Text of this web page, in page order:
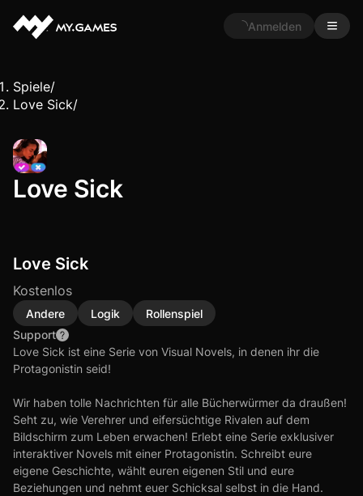
Anmelden
Spiele/
Love Sick/
Love Sick
Love Sick
Kostenlos
Andere Logik
Rollenspiel
Support
Love Sick ist eine Serie von Visual Novels, in denen ihr die
Protagonistin seid!
Wir haben tolle Nachrichten für alle Bücherwürmer da draußen!
Seht zu, wie Verehrer und eifersüchtige Rivalen auf dem
Bildschirm zum Leben erwachen! Erlebt eine Serie exklusiver
interaktiver Novels mit einer Protagonistin. Schreibt eure
eigene Geschichte, wählt euren eigenen Stil und eure
Beziehungen und nehmt euer Schicksal selbst in die Hand.